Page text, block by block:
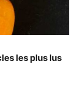
les plus lus